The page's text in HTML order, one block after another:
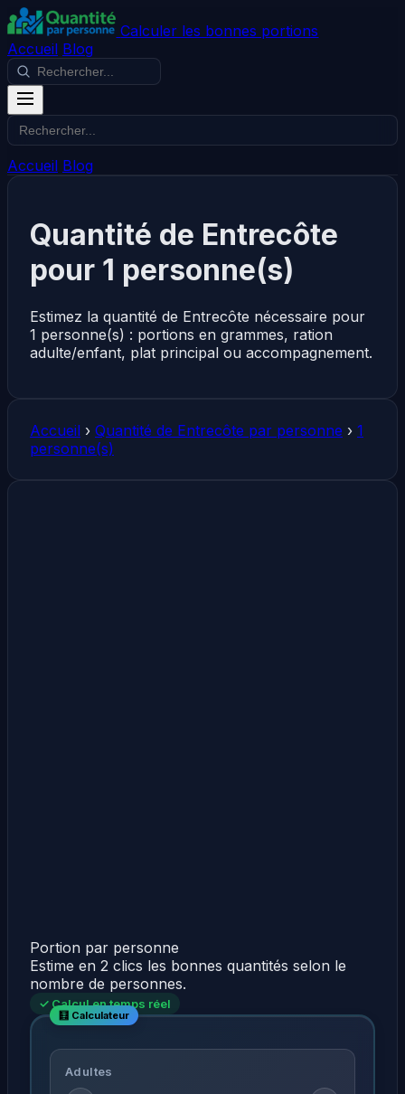
Calculer les bonnes portions
Accueil Blog
Accueil Blog
Quantité de Entrecôte
pour 1 personne(s)
Estimez la quantité de Entrecôte nécessaire pour
1 personne(s) : portions en grammes, ration
adulte/enfant, plat principal ou accompagnement.
Accueil › Quantité de Entrecôte par personne › 1
personne(s)
Portion par personne
Estime en 2 clics les bonnes quantités selon le
nombre de personnes.
✓ Calcul en temps réel
Adultes